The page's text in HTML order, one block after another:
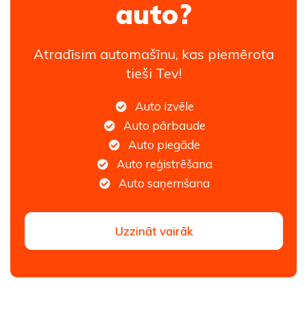
auto?
Atradīsim automašīnu, kas piemērota
tieši Tev!
Auto izvēle
Auto pārbaude
Auto piegāde
Auto reģistrēšana
Auto saņemšana
Uzzināt vairāk